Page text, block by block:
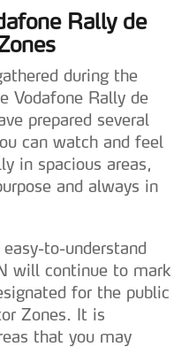
Rally de
during the
Vodafone Rally de
prepared several
can watch and feel
in spacious areas,
and always in
to-understand
will continue to mark
for the public
Zones. It is
that you may